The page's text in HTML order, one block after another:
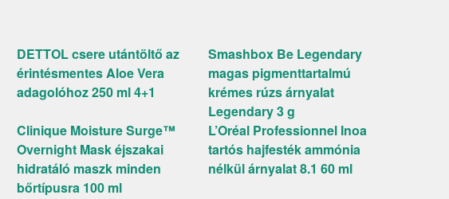
DETTOL csere utántöltő az
érintésmentes Aloe Vera
adagolóhoz 250 ml 4+1
Smashbox Be Legendary
magas pigmenttartalmú
krémes rúzs árnyalat
Legendary 3 g
Clinique Moisture Surge™
Overnight Mask éjszakai
hidratáló maszk minden
bőrtípusra 100 ml
L’Oréal Professionnel Inoa
tartós hajfesték ammónia
nélkül árnyalat 8.1 60 ml